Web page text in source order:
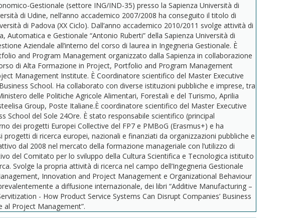
Gestionale (settore ING/IND-35) presso la Sapienza Università di
di Udine, nell’anno accademico 2007/2008 ha conseguito il titolo di
di Padova (XX Ciclo). Dall’anno accademico 2010/2011 svolge attività di
e Gestionale “Antonio Ruberti” della Sapienza Università di
Aziendale all’interno del corso di laurea in Ingegneria Gestionale. È
and Program Management organizzato dalla Sapienza in collaborazione
di Alta Formazione in Project, Portfolio and Program Management
Management Institute. È Coordinatore scientifico del Master Executive
School. Ha collaborato con diverse istituzioni pubbliche e imprese, tra
delle Politiche Agricole Alimentari, Forestali e del Turismo, Aprilia
Group, Poste Italiane.È coordinatore scientifico del Master Executive
School del Sole 24Ore. È stato responsabile scientifico (principal
dei progetti Europei Collective del FP7 e PMBoG (Erasmus+) e ha
di ricerca europei, nazionali e finanziati da organizzazioni pubbliche e
dal 2008 nel mercato della formazione manageriale con l’utilizzo di
del Comitato per lo sviluppo della Cultura Scientifica e Tecnologica istituito
Svolge la propria attività di ricerca nel campo dell’Ingegneria Gestionale
Innovation and Project Management e Organizational Behaviour
a diffusione internazionale, dei libri “Additive Manufacturing –
- How Product Service Systems Can Disrupt Companies’ Business
al Project Management”.